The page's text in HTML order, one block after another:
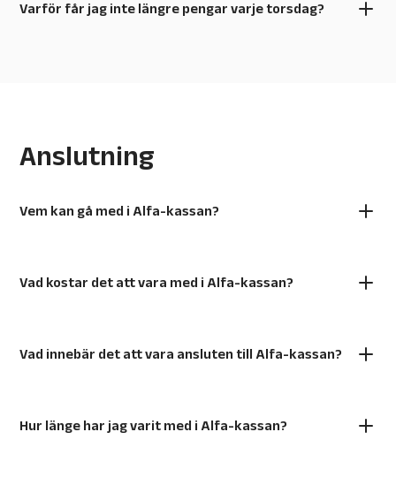
Varför får jag inte längre pengar varje torsdag?
Anslutning
Vem kan gå med i Alfa-kassan?
Vad kostar det att vara med i Alfa-kassan?
Vad innebär det att vara ansluten till Alfa-kassan?
Hur länge har jag varit med i Alfa-kassan?